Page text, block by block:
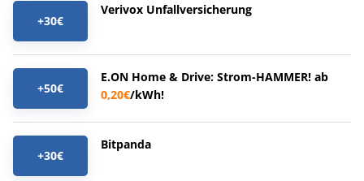
+30€
Verivox Unfallversicherung
+50€
E.ON Home & Drive: Strom-HAMMER! ab
0,20€/kWh!
+30€
Bitpanda